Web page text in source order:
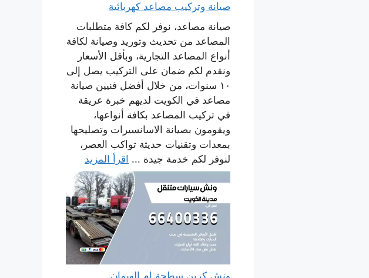
صيانة وتركيب مصاعد كهربائية
صيانة مصاعد، نوفر لكم كافة متطلبات
المصاعد من تحديث وتوريد وصيانة لكافة
أنواع المصاعد التجارية، وبأقل الأسعار
ونقدم لكم ضمان على التركيب يصل إلى
١٠ سنوات، من خلال أفضل فنيين صيانة
مصاعد في الكويت لديهم خبرة عريقة
في تركيب المصاعد بكافة أنواعها،
ويقومون بصيانة الاسانسيرات وتصليحها
بمعدات وتقنيات حديثة تواكب العصر،
لنوفر لكم خدمة جيدة ... اقرأ المزيد
ونش كرين سطحة ام الهيمان